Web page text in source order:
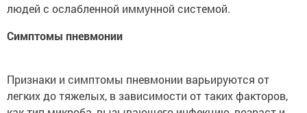
людей с ослабленной иммунной системой.
Симптомы пневмонии
Признаки и симптомы пневмонии варьируются от
легких до тяжелых, в зависимости от таких факторов,